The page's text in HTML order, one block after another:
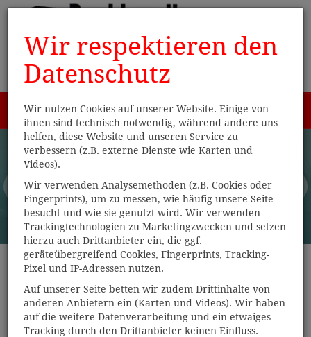
Wir respektieren den
Datenschutz
Wir nutzen Cookies auf unserer Website. Einige von
ihnen sind technisch notwendig, während andere uns
helfen, diese Website und unseren Service zu
verbessern (z.B. externe Dienste wie Karten und
Videos).
Wir verwenden Analysemethoden (z.B. Cookies oder
Fingerprints), um zu messen, wie häufig unsere Seite
besucht und wie sie genutzt wird. Wir verwenden
Trackingtechnologien zu Marketingzwecken und setzen
hierzu auch Drittanbieter ein, die ggf.
geräteübergreifend Cookies, Fingerprints, Tracking-
Pixel und IP-Adressen nutzen.
Auf unserer Seite betten wir zudem Drittinhalte von
anderen Anbietern ein (Karten und Videos). Wir haben
auf die weitere Datenverarbeitung und ein etwaiges
Tracking durch den Drittanbieter keinen Einfluss.
Menü